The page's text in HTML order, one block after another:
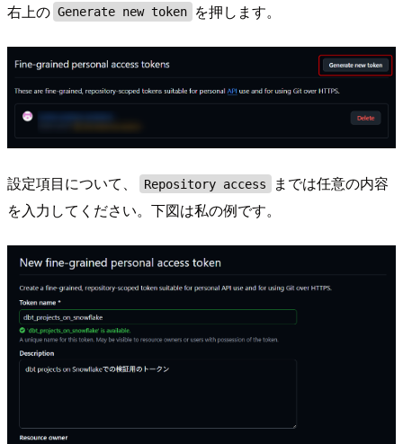
右上の Generate new token を押します。
設定項目について、 Repository access
までは任意の内容
を入力してください。下図は私の例です。